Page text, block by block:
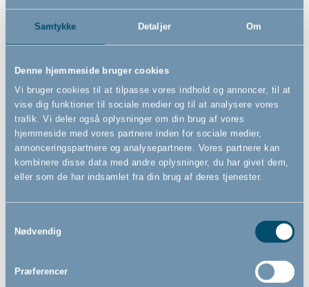
Samtykke Detaljer Om
Denne hjemmeside bruger cookies
Vi bruger cookies til at tilpasse vores indhold og annoncer, til at
vise dig funktioner til sociale medier og til at analysere vores
trafik. Vi deler også oplysninger om din brug af vores
hjemmeside med vores partnere inden for sociale medier,
annonceringspartnere og analysepartnere. Vores partnere kan
kombinere disse data med andre oplysninger, du har givet dem,
eller som de har indsamlet fra din brug af deres tjenester.
Nødvendig
Præferencer
mørkt. Derfor er det vigtigt at undgå stærkt lys om
aftenen, hvilket du kan gøre med et
dagtimerne – særligt hvis dit soveværelse står badet i
sol i løbet af dagen. Skærmer du af for solen, kan du
nemmere holde dit soveværelse køligt før sengetid.
Giv barnet et kølende bad inden sengetid - Slut
dagen af med et forfriskende bad - som dog ikke
holder baby vågen, men i stedet er med til at holde
varmen nede. Vandet skal helst være mellem 25 og 30
dyne
- De fleste kender nok til de tropenætter, hvor
man helst vil ligge med så lidt stof på kroppen som
muligt. Hvis du som forælder vurderer, at det er varmt
nok, kan barnet sove med stofbleen som dyne og kun